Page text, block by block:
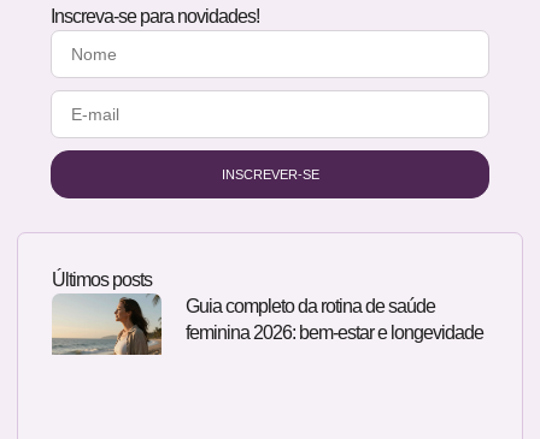
Inscreva-se para novidades!
INSCREVER-SE
Últimos posts
Guia completo da rotina de saúde
feminina 2026: bem-estar e longevidade